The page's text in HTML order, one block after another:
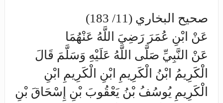
صحيح البخاري (11/ 183)
عَنْ ابْنِ عُمَرَ رَضِيَ اللَّهُ عَنْهُمَا
عَنْ النَّبِيِّ صَلَّى اللَّهُ عَلَيْهِ وَسَلَّمَ قَالَ
الْكَرِيمُ ابْنُ الْكَرِيمِ ابْنِ الْكَرِيمِ ابْنِ
الْكَرِيمِ يُوسُفُ بْنُ يَعْقُوبَ بْنِ إِسْحَاقَ بْنِ